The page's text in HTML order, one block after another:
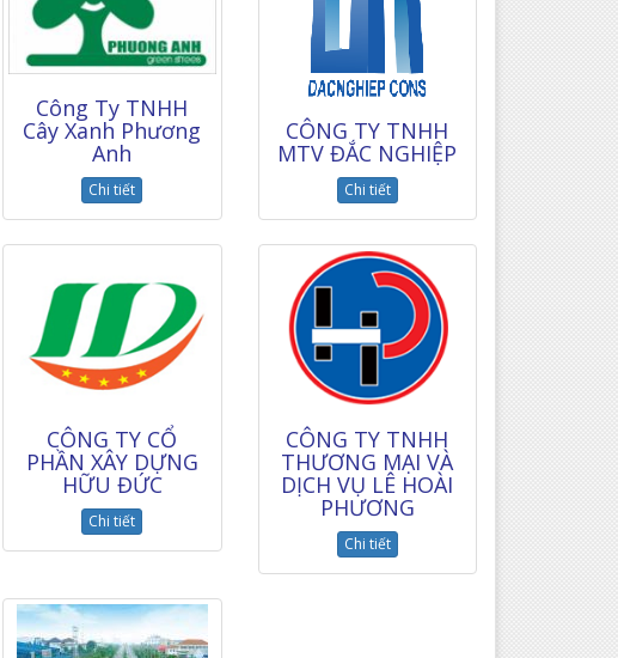
Công Ty TNHH
Cây Xanh Phương
Anh
Chi tiết
CÔNG TY TNHH
MTV ĐẮC NGHIỆP
Chi tiết
CÔNG TY CỔ
PHẦN XÂY DỰNG
HỮU ĐỨC
Chi tiết
CÔNG TY TNHH
THƯƠNG MẠI VÀ
DỊCH VỤ LÊ HOÀI
PHƯƠNG
Chi tiết